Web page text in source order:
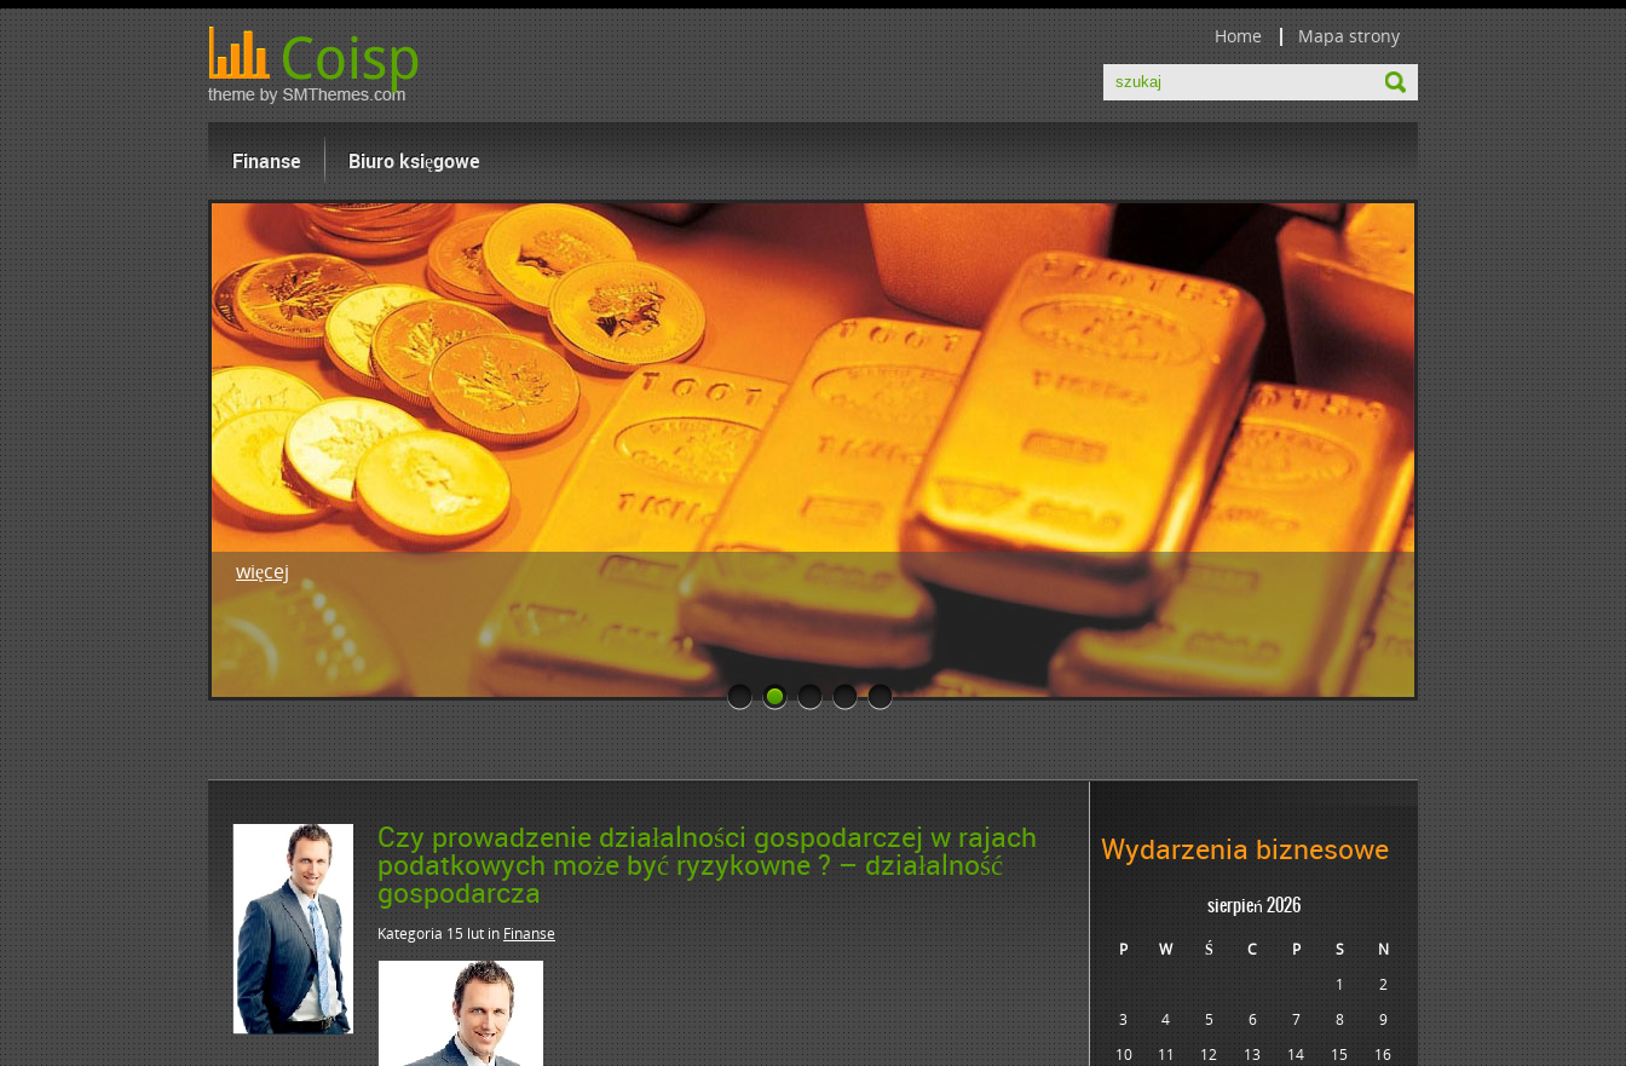
Home Mapa strony
Finanse Biuro księgowe
więcej
1 2 3
Wydarzenia biznesowe
sierpień 2026
P W Ś C P S
N
1
2
3
4 5 6 7 8
9
10
11 12 13 14 15
16
Czy prowadzenie działalności gospodarczej w rajach
podatkowych może być ryzykowne ? – działalność
gospodarcza
Kategoria 15 lut in Finanse